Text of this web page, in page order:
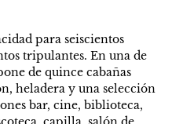
para seiscientos
tripulantes. En una de
de quince cabañas
heladera y una selección
bar, cine, biblioteca,